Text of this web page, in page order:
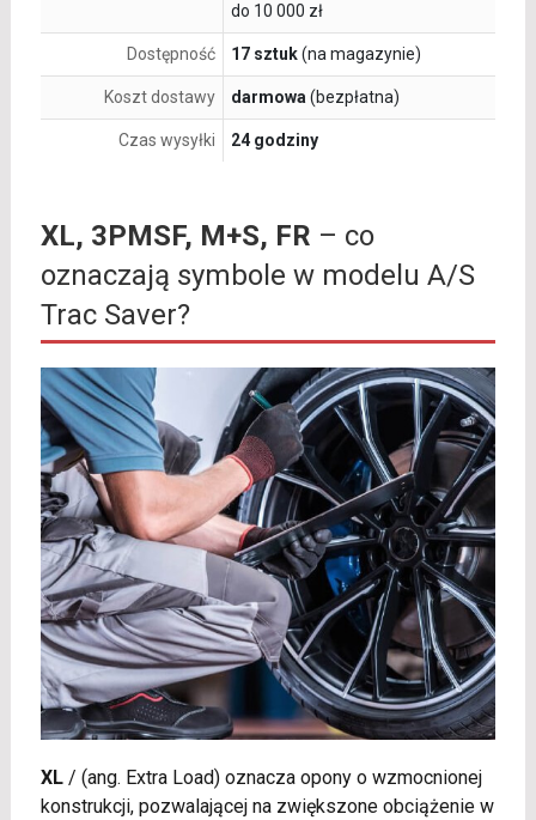
do 10 000 zł
Dostępność 17 sztuk(na magazynie)
Koszt dostawy darmowa (bezpłatna)
Czas wysyłki 24 godziny
XL, 3PMSF, M+S, FR – co
oznaczają symbole w modelu A/S
Trac Saver?
XL/ (ang. Extra Load) oznacza opony o wzmocnionej
konstrukcji, pozwalającej na zwiększone obciążenie w